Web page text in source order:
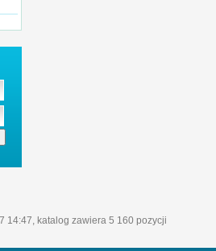
14:47, katalog zawiera 5 160 pozycji